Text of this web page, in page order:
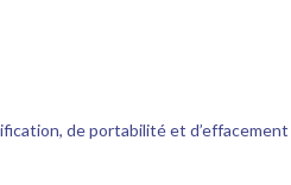
de portabilité et